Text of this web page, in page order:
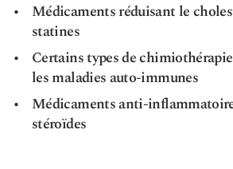
Médicaments réduisant le
statines
Certains types de
les maladies auto-immunes
Médicaments anti-
stéroïdes